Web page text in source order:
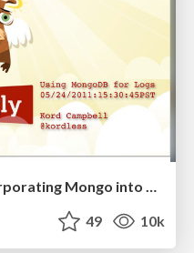
Visualizing Your Data: Incorporating Mongo into Loggly Infrastructure
49 10k